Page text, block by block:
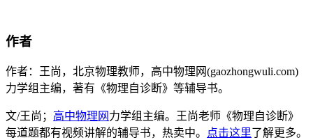
作者
作者：王尚，北京物理教师，高中物理网(gaozhongwuli.com)
力学组主编，著有《物理自诊断》等辅导书。
文/王尚； 高中物理网 力学组主编。王尚老师《物理自诊断》
每道题都有视频讲解的辅导书，热卖中。
点击这里了解更多。